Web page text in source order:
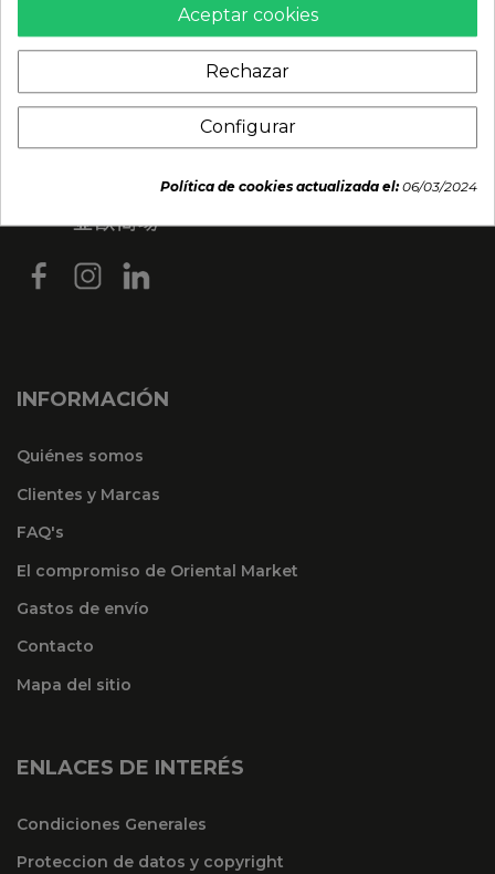
INFORMACIÓN
Quiénes somos
Clientes y Marcas
FAQ's
El compromiso de Oriental Market
Gastos de envío
Contacto
Mapa del sitio
ENLACES DE INTERÉS
Condiciones Generales
Proteccion de datos y copyright
Aceptar cookies
Rechazar
Configurar
Política de cookies actualizada el:06/03/2024